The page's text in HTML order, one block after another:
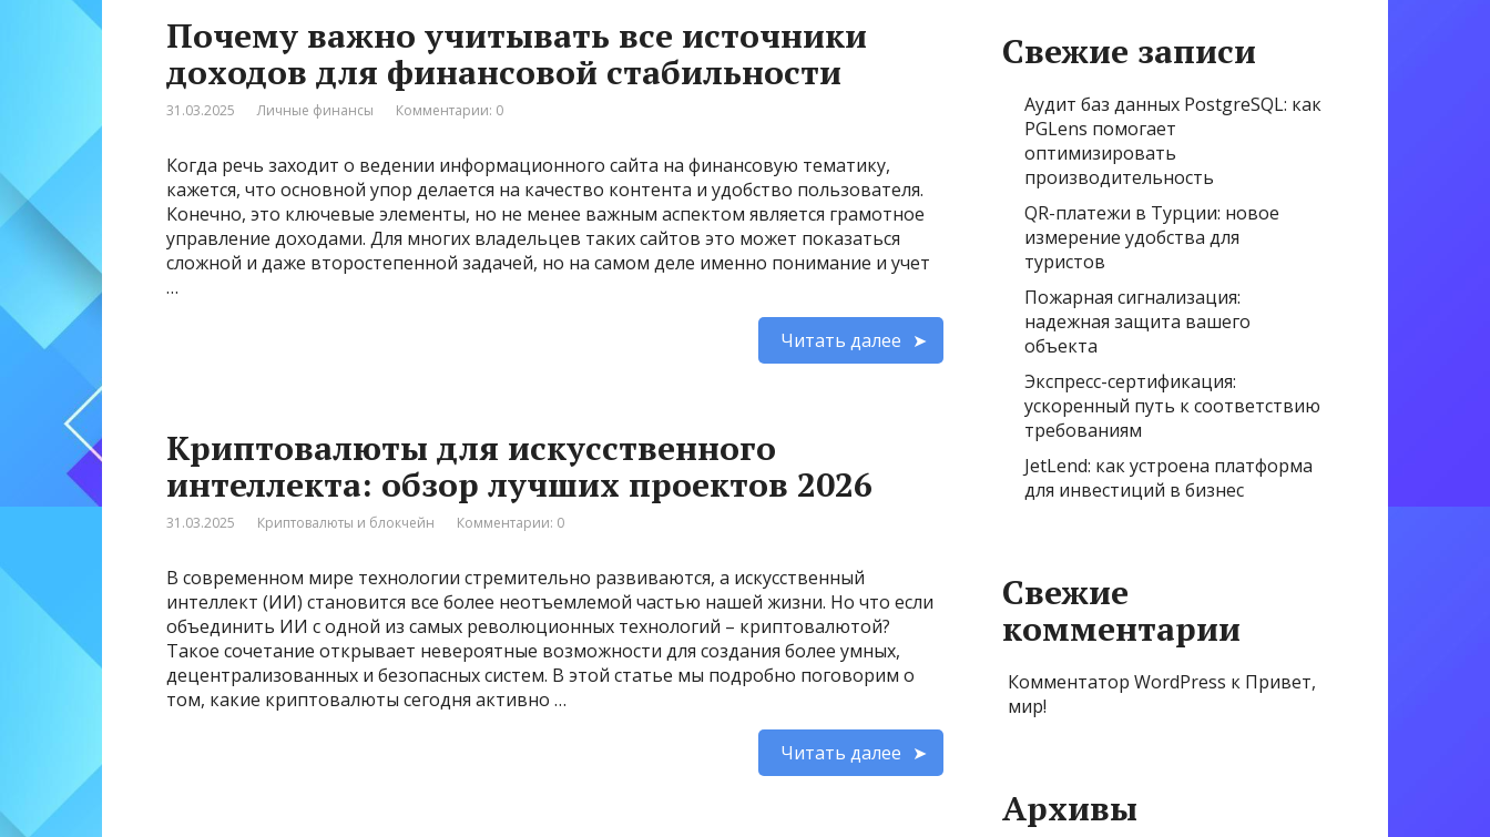
Почему важно учитывать все источники
доходов для финансовой стабильности
31.03.2025 Личные финансы Комментарии: 0
Когда речь заходит о ведении информационного сайта на финансовую тематику,
кажется, что основной упор делается на качество контента и удобство пользователя.
Конечно, это ключевые элементы, но не менее важным аспектом является грамотное
управление доходами. Для многих владельцев таких сайтов это может показаться
сложной и даже второстепенной задачей, но на самом деле именно понимание и учет
…
Читать далее
Криптовалюты для искусственного
интеллекта: обзор лучших проектов 2026
31.03.2025 Криптовалюты и блокчейн Комментарии: 0
В современном мире технологии стремительно развиваются, а искусственный
интеллект (ИИ) становится все более неотъемлемой частью нашей жизни. Но что если
объединить ИИ с одной из самых революционных технологий – криптовалютой?
Такое сочетание открывает невероятные возможности для создания более умных,
децентрализованных и безопасных систем. В этой статье мы подробно поговорим о
том, какие криптовалюты сегодня активно …
Читать далее
Свежие записи
Аудит баз данных PostgreSQL: как
PGLens помогает
оптимизировать
производительность
QR-платежи в Турции: новое
измерение удобства для
туристов
Пожарная сигнализация:
надежная защита вашего
объекта
Экспресс-сертификация:
ускоренный путь к соответствию
требованиям
JetLend: как устроена платформа
для инвестиций в бизнес
Свежие
комментарии
Комментатор WordPress к Привет,
мир!
Архивы